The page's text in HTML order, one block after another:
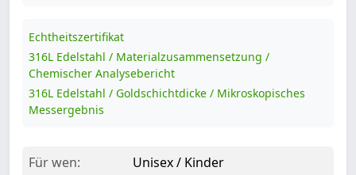
Echtheitszertifikat
316L Edelstahl / Materialzusammensetzung /
Chemischer Analysebericht
316L Edelstahl / Goldschichtdicke / Mikroskopisches
Messergebnis
Für wen:
Unisex / Kinder